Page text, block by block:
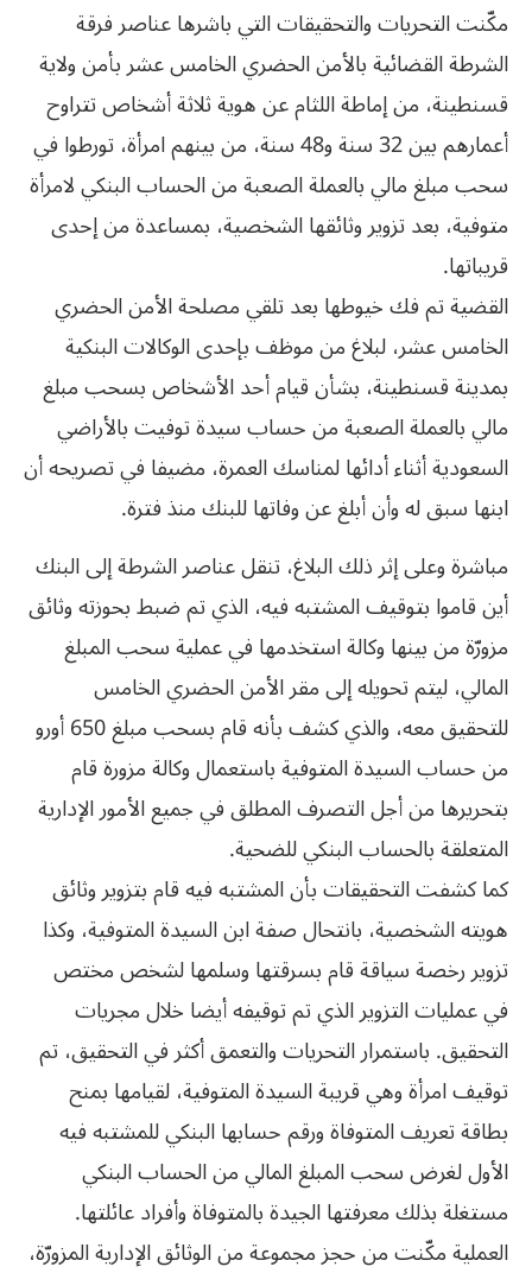
مكّنت التحريات والتحقيقات التي باشرها عناصر فرقة
الشرطة القضائية بالأمن الحضري الخامس عشر بأمن ولاية
قسنطينة، من إماطة اللثام عن هوية ثلاثة أشخاص تتراوح
أعمارهم بين 32 سنة و48 سنة، من بينهم امرأة، تورطوا في
سحب مبلغ مالي بالعملة الصعبة من الحساب البنكي لامرأة
متوفية، بعد تزوير وثائقها الشخصية، بمساعدة من إحدى
قريباتها.
القضية تم فك خيوطها بعد تلقي مصلحة الأمن الحضري
الخامس عشر، لبلاغ من موظف بإحدى الوكالات البنكية
بمدينة قسنطينة، بشأن قيام أحد الأشخاص بسحب مبلغ
مالي بالعملة الصعبة من حساب سيدة توفيت بالأراضي
السعودية أثناء أدائها لمناسك العمرة، مضيفا في تصريحه أن
ابنها سبق له وأن أبلغ عن وفاتها للبنك منذ فترة.
مباشرة وعلى إثر ذلك البلاغ، تنقل عناصر الشرطة إلى البنك
أين قاموا بتوقيف المشتبه فيه، الذي تم ضبط بحوزته وثائق
مزورّة من بينها وكالة استخدمها في عملية سحب المبلغ
المالي، ليتم تحويله إلى مقر الأمن الحضري الخامس
للتحقيق معه، والذي كشف بأنه قام بسحب مبلغ 650 أورو
من حساب السيدة المتوفية باستعمال وكالة مزورة قام
بتحريرها من أجل التصرف المطلق في جميع الأمور الإدارية
المتعلقة بالحساب البنكي للضحية.
كما كشفت التحقيقات بأن المشتبه فيه قام بتزوير وثائق
هويته الشخصية، بانتحال صفة ابن السيدة المتوفية، وكذا
تزوير رخصة سياقة قام بسرقتها وسلمها لشخص مختص
في عمليات التزوير الذي تم توقيفه أيضا خلال مجريات
التحقيق. باستمرار التحريات والتعمق أكثر في التحقيق، تم
توقيف امرأة وهي قريبة السيدة المتوفية، لقيامها بمنح
بطاقة تعريف المتوفاة ورقم حسابها البنكي للمشتبه فيه
الأول لغرض سحب المبلغ المالي من الحساب البنكي
مستغلة بذلك معرفتها الجيدة بالمتوفاة وأفراد عائلتها.
العملية مكّنت من حجز مجموعة من الوثائق الإدارية المزورّة،